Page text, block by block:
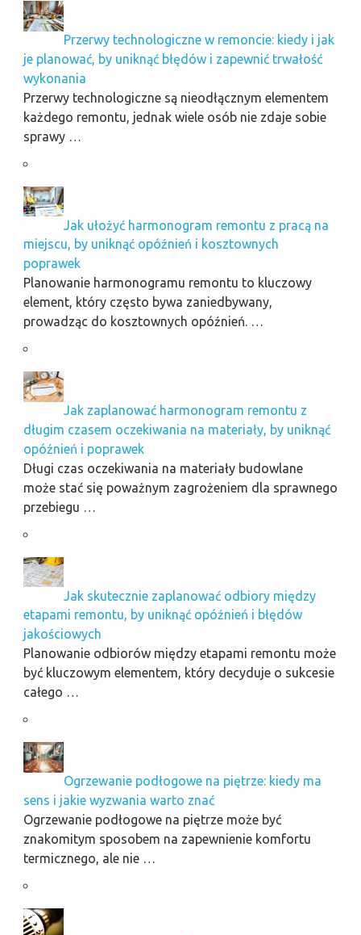
Przerwy technologiczne w remoncie: kiedy i jak
je planować, by uniknąć błędów i zapewnić trwałość
wykonania
Przerwy technologiczne są nieodłącznym elementem
każdego remontu, jednak wiele osób nie zdaje sobie
sprawy …
Jak ułożyć harmonogram remontu z pracą na
miejscu, by uniknąć opóźnień i kosztownych
poprawek
Planowanie harmonogramu remontu to kluczowy
element, który często bywa zaniedbywany,
prowadząc do kosztownych opóźnień. …
Jak zaplanować harmonogram remontu z
długim czasem oczekiwania na materiały, by uniknąć
opóźnień i poprawek
Długi czas oczekiwania na materiały budowlane
może stać się poważnym zagrożeniem dla sprawnego
przebiegu …
Jak skutecznie zaplanować odbiory między
etapami remontu, by uniknąć opóźnień i błędów
jakościowych
Planowanie odbiorów między etapami remontu może
być kluczowym elementem, który decyduje o sukcesie
całego …
Ogrzewanie podłogowe na piętrze: kiedy ma
sens i jakie wyzwania warto znać
Ogrzewanie podłogowe na piętrze może być
znakomitym sposobem na zapewnienie komfortu
termicznego, ale nie …